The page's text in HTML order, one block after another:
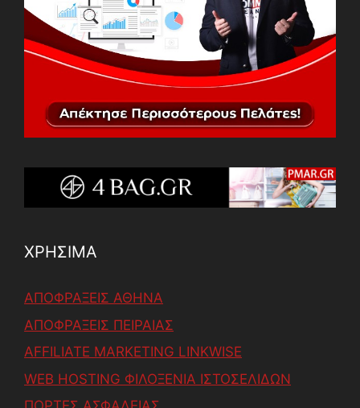
ΧΡΗΣΙΜΑ
ΑΠΟΦΡΑΞΕΙΣ ΑΘΗΝΑ
ΑΠΟΦΡΑΞΕΙΣ ΠΕΙΡΑΙΑΣ
AFFILIATE MARKETING LINKWISE
WEB HOSTING ΦΙΛΟΞΕΝΙΑ ΙΣΤΟΣΕΛΙΔΩΝ